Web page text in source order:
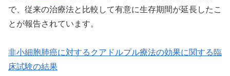
で、従来の治療法と比較して有意に生存期間が延長したこ
とが報告されています。
非小細胞肺癌に対するクアドルプル療法の効果に関する臨
床試験の結果